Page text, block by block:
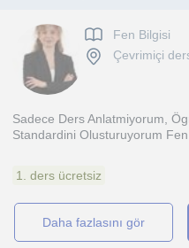
Fen Bilgisi
Çevrimiçi
Sadece Ders Anlatmiyorum,
Standardini Olusturuyorum
1. ders ücretsiz
daha fazlasını gör